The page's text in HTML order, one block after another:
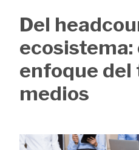
de
ayuda
a
la
Del
ecosistema:
enfoque del
medios
Image